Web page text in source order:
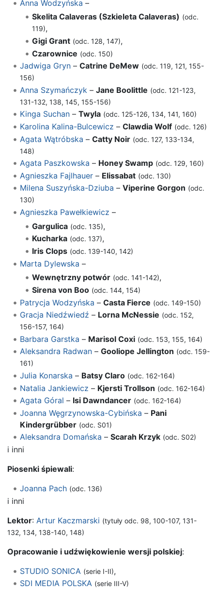
Anna Wodzyńska –
Skelita Calaveras (Szkieleta Calaveras) (odc.
119),
Gigi Grant (odc. 128, 147),
Czarownice (odc. 150)
Jadwiga Gryn– Catrine DeMew (odc. 119, 121, 155-
156)
Anna Szymańczyk – Jane Boolittle (odc. 121-123,
131-132, 138, 145, 155-156)
Kinga Suchan– Twyla (odc. 125-126, 134, 141, 160)
Karolina Kalina-Bulcewicz – Clawdia Wolf (odc. 126)
Agata Wątróbska – Catty Noir (odc. 127, 133-134,
148)
Agata Paszkowska – Honey Swamp (odc. 129, 160)
Agnieszka Fajlhauer– Elissabat (odc. 130)
Milena Suszyńska-Dziuba – Viperine Gorgon (odc.
130)
Agnieszka Pawełkiewicz –
Gargulica (odc. 135),
Kucharka (odc. 137),
Iris Clops (odc. 139-140, 142)
Marta Dylewska –
Wewnętrzny potwór (odc. 141-142),
Sirena von Boo (odc. 144, 154)
Patrycja Wodzyńska – Casta Fierce (odc. 149-150)
Gracja Niedźwiedź – Lorna McNessie (odc. 152,
156-157, 164)
Barbara Garstka – Marisol Coxi (odc. 153, 155, 164)
Aleksandra Radwan– Gooliope Jellington (odc. 159-
161)
Julia Konarska – Batsy Claro (odc. 162-164)
Natalia Jankiewicz – Kjersti Trollson (odc. 162-164)
Agata Góral – Isi Dawndancer (odc. 162-164)
Joanna Węgrzynowska-Cybińska – Pani
Kindergrübber (odc. S01)
Aleksandra Domańska – Scarah Krzyk (odc. S02)
i inni
Piosenki śpiewali:
Joanna Pach (odc. 136)
i inni
Lektor: Artur Kaczmarski (tytuły odc. 98, 100-107, 131-
132, 134, 138-140, 148)
Opracowanie i udźwiękowienie wersji polskiej:
STUDIO SONICA (serie I-II),
SDI MEDIA POLSKA (serie III-V)